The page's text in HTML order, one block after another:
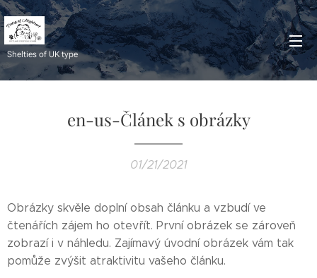
Shelties of UK type
en-us-Článek s obrázky
01/21/2021
Obrázky skvěle doplní obsah článku a vzbudí ve
čtenářích zájem ho otevřít. První obrázek se zároveň
zobrazí i v náhledu. Zajímavý úvodní obrázek vám tak
pomůže zvýšit atraktivitu vašeho článku.